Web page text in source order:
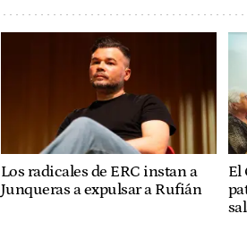
Los radicales de ERC instan a
Junqueras a expulsar a Rufián
El